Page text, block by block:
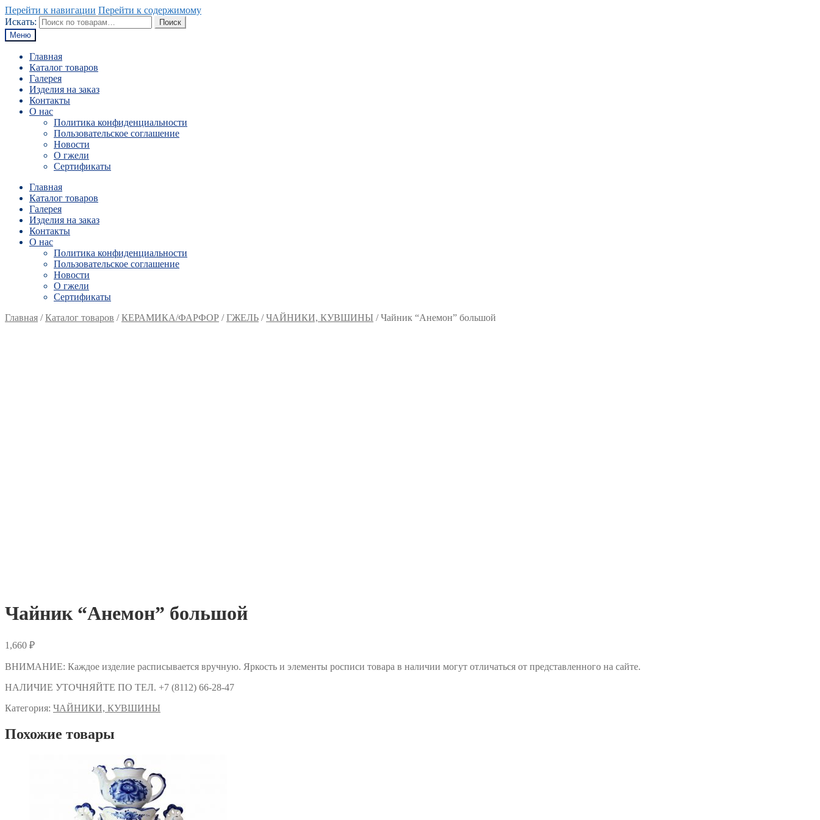
Перейти к навигации Перейти к содержимому
Искать:
Поиск
Меню
Главная
Каталог товаров
Галерея
Изделия на заказ
Контакты
О нас
Политика конфиденциальности
Пользовательское соглашение
Новости
О гжели
Сертификаты
Главная
Каталог товаров
Галерея
Изделия на заказ
Контакты
О нас
Политика конфиденциальности
Пользовательское соглашение
Новости
О гжели
Сертификаты
Главная /Каталог товаров /КЕРАМИКА/ФАРФОР /ГЖЕЛЬ /ЧАЙНИКИ, КУВШИНЫ /Чайник “Анемон” большой
Чайник “Анемон” большой
1,660 ₽
ВНИМАНИЕ: Каждое изделие расписывается вручную. Яркость и элементы росписи товара в наличии могут отличаться от представленного на сайте.
НАЛИЧИЕ УТОЧНЯЙТЕ ПО ТЕЛ. +7 (8112) 66-28-47
Категория: ЧАЙНИКИ, КУВШИНЫ
Похожие товары